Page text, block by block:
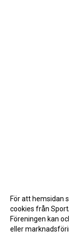
För att hemsidan
cookies från
Föreningen kan
eller